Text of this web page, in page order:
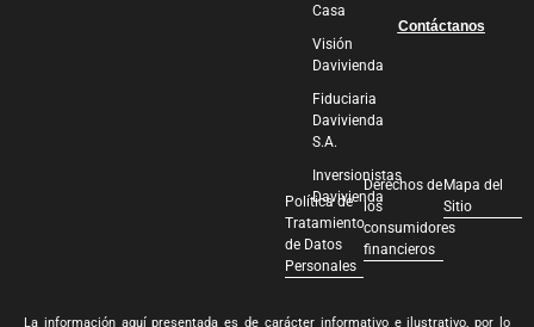
Casa
Visión
Davivienda
Fiduciaria
Davivienda
S.A.
Inversionistas
Davivienda
Contáctanos
Política de
Tratamiento
de Datos
Personales
Derechos de
los
consumidores
financieros
Mapa del
Sitio
La información aquí presentada es de carácter informativo e ilustrativo, por lo